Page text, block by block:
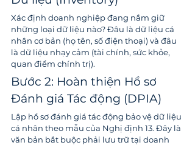
Xác định doanh nghiệp đang nắm giữ
những loại dữ liệu nào? Đâu là dữ liệu cá
nhân cơ bản (họ tên, số điện thoại) và đâu
là dữ liệu nhạy cảm (tài chính, sức khỏe,
quan điểm chính trị).
Bước 2: Hoàn thiện Hồ sơ
Đánh giá Tác động (DPIA)
Lập hồ sơ đánh giá tác động bảo vệ dữ liệu
cá nhân theo mẫu của Nghị định 13. Đây là
văn bản bắt buộc phải lưu trữ tại doanh